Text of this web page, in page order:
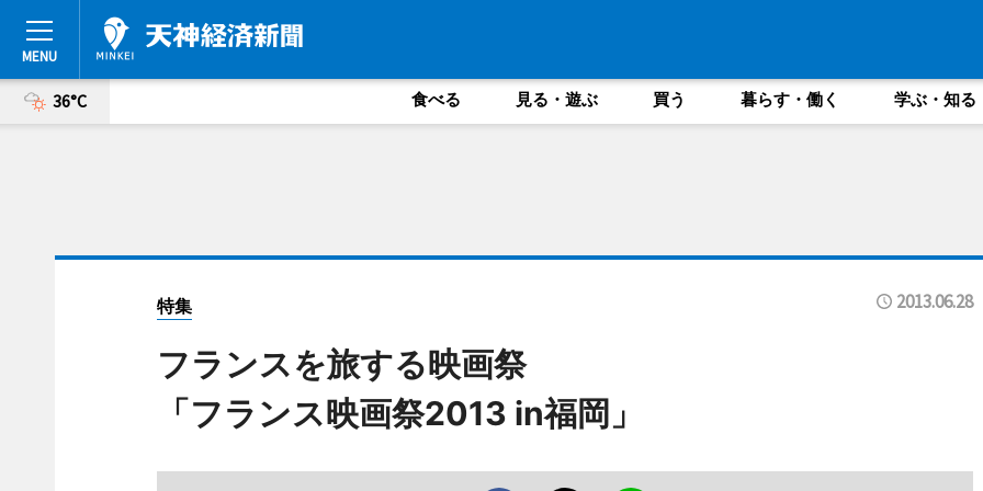
36°C 食べる 見る・遊ぶ 買う 暮らす・働く 学ぶ・知る
特集 2013.06.28
フランスを旅する映画祭
「フランス映画祭2013 in福岡」